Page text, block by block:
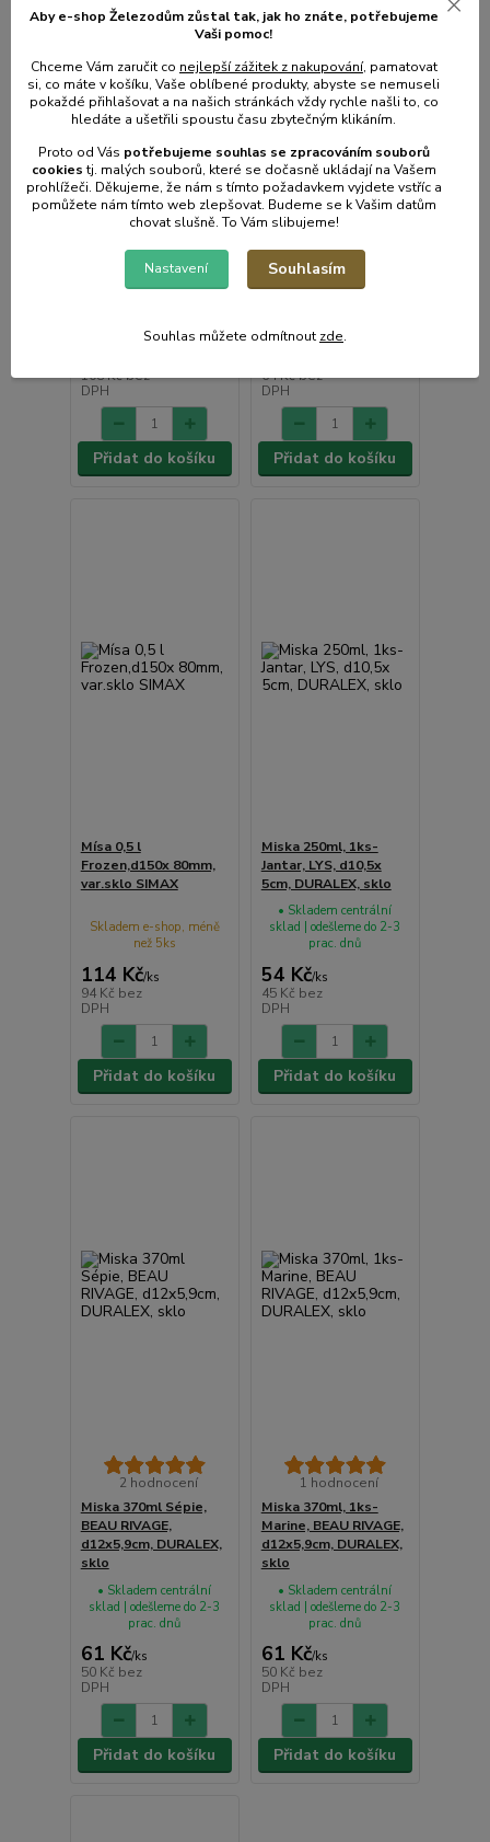
Mísa 22,2x22,2cm
ECLISSI Bianco, silná,
bílá, opál.sklo
108 Kčbez
DPH
• Skladem centrální
Přidat do košíku
Miska 13,6x13,6cm
ECLISSI Bianco, silná,
bílá, opál.sklo
64 Kčbez
DPH
• Skladem centrální
Přidat do košíku
Mísa 0,5 l
Frozen,d150x 80mm,
var.sklo SIMAX
114 Kč/ks
94 Kč bez
DPH
Skladem e-shop, méně
než 5ks
Přidat do košíku
Miska 250ml, 1ks-
Jantar, LYS, d10,5x
5cm, DURALEX, sklo
54 Kč/ks
45 Kč bez
DPH
• Skladem centrální
sklad | odešleme do 2-3
prac. dnů
Přidat do košíku
2 hodnocení
Miska 370ml Sépie,
BEAU RIVAGE,
d12x5,9cm, DURALEX,
sklo
61 Kč/ks
50 Kč bez
DPH
• Skladem centrální
sklad | odešleme do 2-3
prac. dnů
Přidat do košíku
1 hodnocení
Miska 370ml, 1ks-
Marine, BEAU RIVAGE,
d12x5,9cm, DURALEX,
sklo
61 Kč/ks
50 Kč bez
DPH
• Skladem centrální
sklad | odešleme do 2-3
prac. dnů
Přidat do košíku
Aby e-shop Železodům zůstal tak, jak ho znáte, potřebujeme
Vaši pomoc!
Chceme Vám zaručit co nejlepší zážitek z nakupování, pamatovat
si, co máte v košíku, Vaše oblíbené produkty, abyste se nemuseli
pokaždé přihlašovat a na našich stránkách vždy rychle našli to, co
hledáte a ušetřili spoustu času zbytečným klikáním.
Proto od Vás potřebujeme souhlas se zpracováním souborů
cookiestj. malých souborů, které se dočasně ukládají na Vašem
prohlížeči. Děkujeme, že nám s tímto požadavkem vyjdete vstříc a
pomůžete nám tímto web zlepšovat. Budeme se k Vašim datům
chovat slušně. To Vám slibujeme!
Nastavení Souhlasím
Souhlas můžete odmítnout zde.